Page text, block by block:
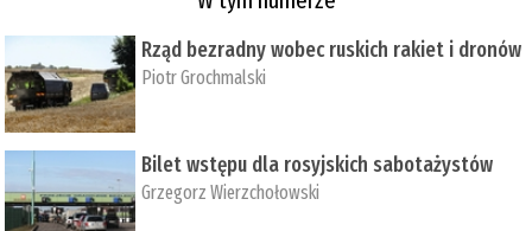
Rząd bezradny wobec ruskich rakiet i dronów
Piotr Grochmalski
Bilet wstępu dla rosyjskich sabotażystów
Grzegorz Wierzchołowski